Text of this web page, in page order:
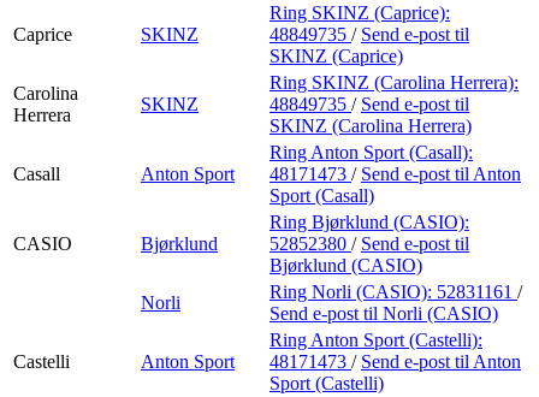
Caprice SKINZ
Ring SKINZ (Caprice):
48849735 / Send e-post til
SKINZ (Caprice)
Carolina
Herrera
SKINZ
Ring SKINZ (Carolina Herrera):
48849735 / Send e-post til
SKINZ (Carolina Herrera)
Casall Anton Sport
Ring Anton Sport (Casall):
48171473 / Send e-post til Anton
Sport (Casall)
CASIO Bjørklund
Ring Bjørklund (CASIO):
52852380 / Send e-post til
Bjørklund (CASIO)
Norli
Ring Norli (CASIO): 52831161 /
Send e-post til Norli (CASIO)
Castelli Anton Sport
Ring Anton Sport (Castelli):
48171473 / Send e-post til Anton
Sport (Castelli)